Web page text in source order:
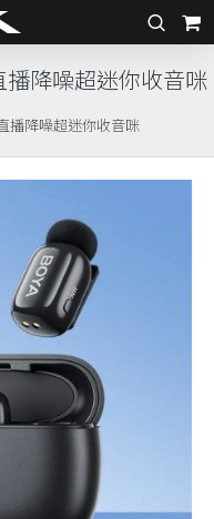
播降噪超迷你收音咪
播降噪超迷你收音咪